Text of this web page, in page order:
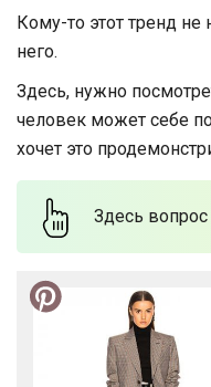
Кому-то этот тренд не
него.
Здесь, нужно
человек может себе
хочет это
Здесь вопрос